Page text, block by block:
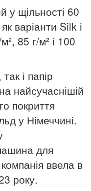
у щільності 60
варіанти Silk і
85 г/м² і 100
і папір
найсучаснішій
покриття
у Німеччині.
для
ввела в
року.